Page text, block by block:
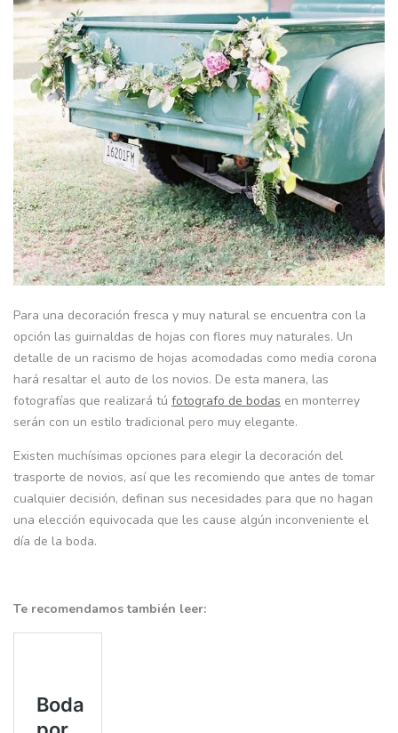
Para una decoración fresca y muy natural se encuentra con la
opción las guirnaldas de hojas con flores muy naturales. Un
detalle de un racismo de hojas acomodadas como media corona
hará resaltar el auto de los novios. De esta manera, las
fotografías que realizará tú fotografo de bodas en monterrey
serán con un estilo tradicional pero muy elegante.
Existen muchísimas opciones para elegir la decoración del
trasporte de novios, así que les recomiendo que antes de tomar
cualquier decisión, definan sus necesidades para que no hagan
una elección equivocada que les cause algún inconveniente el
día de la boda.
Te recomendamos también leer: